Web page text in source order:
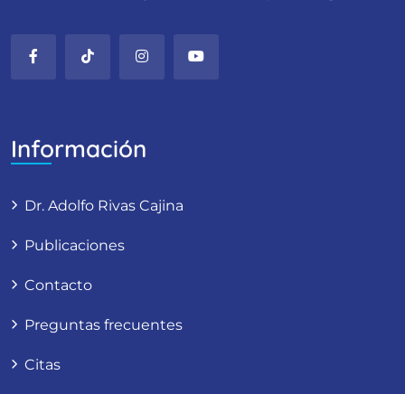
Información
Dr. Adolfo Rivas Cajina
Publicaciones
Contacto
Preguntas frecuentes
Citas